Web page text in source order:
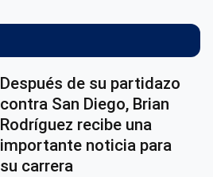
Después de su partidazo
contra San Diego, Brian
Rodríguez recibe una
importante noticia para
su carrera